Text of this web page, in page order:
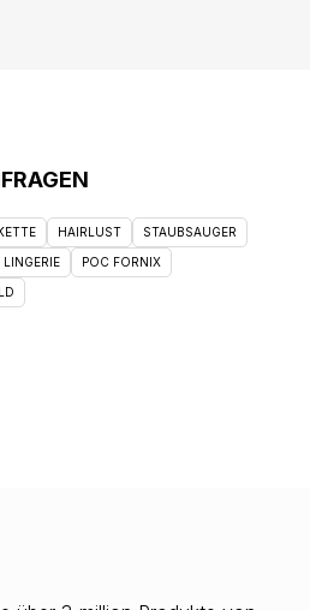
HAIRLUST STAUBSAUGER
LINGERIE POC FORNIX